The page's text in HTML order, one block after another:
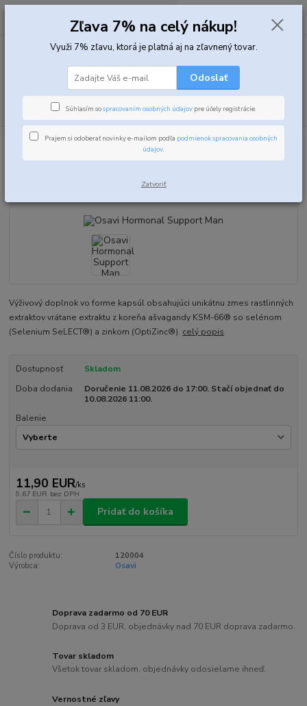
Hľadať
0,00 EUR
Podpora testosterónu Komplexné testosterón boostre
Osavi
Osavi Hormonal Support Man
Výživový doplnok vo forme kapsúl obsahujúci unikátnu zmes rastlinných
extraktov vrátane extraktu z koreňa ašvagandy KSM-66® so selénom
(Selenium SeLECT®) a zinkom (OptiZinc®). celý popis
Dostupnosť
Skladom
Doba dodania
Doručenie 11.08.2026 do 17:00. Stačí objednať do
10.08.2026 11:00.
Balenie
11,90 EUR/ks
9,67 EUR bez DPH
Pridať do košíka
Číslo produktu:
120004
Výrobca:
Osavi
Doprava zadarmo od 70 EUR
Doprava od 3 EUR, objednávky nad 70 EUR doprava zadarmo.
Tovar skladom
Všetok tovar skladom, objednávky odosielame ihneď.
Vernostné zľavy
Zľava 7% na celý nákup!
Využi 7% zľavu, ktorá je platná aj na zľavnený tovar.
Odoslať
Súhlasím sospracovaním osobných údajov pre účely registrácie.
Prajem si odoberať novinky e-mailom podľa podmienok spracovania osobných
údajov.
Zatvoriť